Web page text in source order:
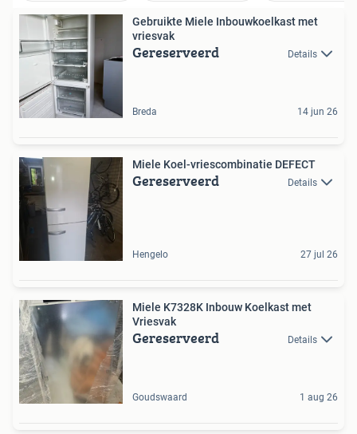
Gebruikte Miele Inbouwkoelkast met
vriesvak
Gereserveerd Details
Breda 14 jun 26
Miele Koel-vriescombinatie DEFECT
Gereserveerd Details
Hengelo 27 jul 26
Miele K7328K Inbouw Koelkast met
Vriesvak
Gereserveerd Details
Goudswaard 1 aug 26